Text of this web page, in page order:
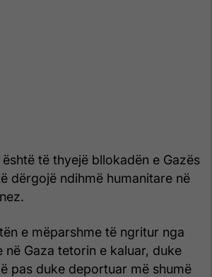
është të thyejë bllokadën e Gazës
dërgojë ndihmë humanitare në
e mëparshme të ngritur nga
në Gaza tetorin e kaluar, duke
pas duke deportuar më shumë